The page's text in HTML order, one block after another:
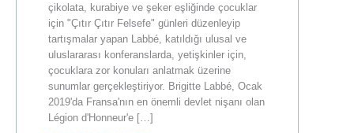
çikolata, kurabiye ve şeker eşliğinde çocuklar
için "Çıtır Çıtır Felsefe" günleri düzenleyip
tartışmalar yapan Labbé, katıldığı ulusal ve
uluslararası konferanslarda, yetişkinler için,
çocuklara zor konuları anlatmak üzerine
sunumlar gerçekleştiriyor. Brigitte Labbé, Ocak
2019'da Fransa'nın en önemli devlet nişanı olan
Légion d'Honneur'e […]